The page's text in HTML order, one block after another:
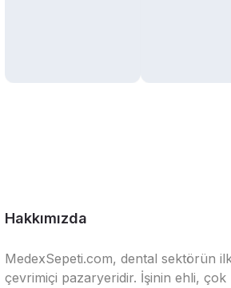
Hakkımızda
MedexSepeti.com, dental sektörün
çevrimiçi pazaryeridir. İşinin ehli,